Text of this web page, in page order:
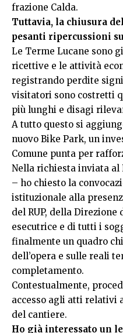
frazione Calda.
Tuttavia, la chiusura
pesanti ripercussioni
Le Terme Lucane sono
ricettive e le attività
registrando perdite
visitatori sono costretti
più lunghi e disagi
A tutto questo si
nuovo Bike Park, un
Comune punta per
Nella richiesta inviata al
– ho chiesto la
istituzionale alla
del RUP, della
esecutrice e di tutti i
finalmente un quadro
dell’opera e sulle reali
completamento.
Contestualmente,
accesso agli atti relativi
del cantiere.
Ho già interessato un